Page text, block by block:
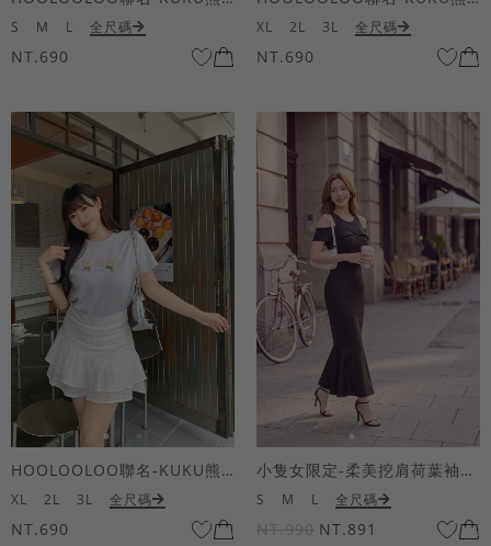
S M L 全尺碼
NT.690
XL 2L 3L 全尺碼
NT.690
HOOLOOLOO聯名-KUKU熊蝴蝶結短袖上衣
XL 2L 3L 全尺碼
NT.690
小隻女限定-柔美挖肩荷葉袖魚尾長洋裝
S M L 全尺碼
NT.990 NT.891